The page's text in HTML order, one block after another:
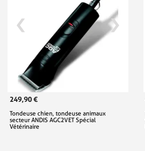
249,90 €
Tondeuse chien, tondeuse animaux
secteur ANDIS AGC2VET Spécial
Vétérinaire